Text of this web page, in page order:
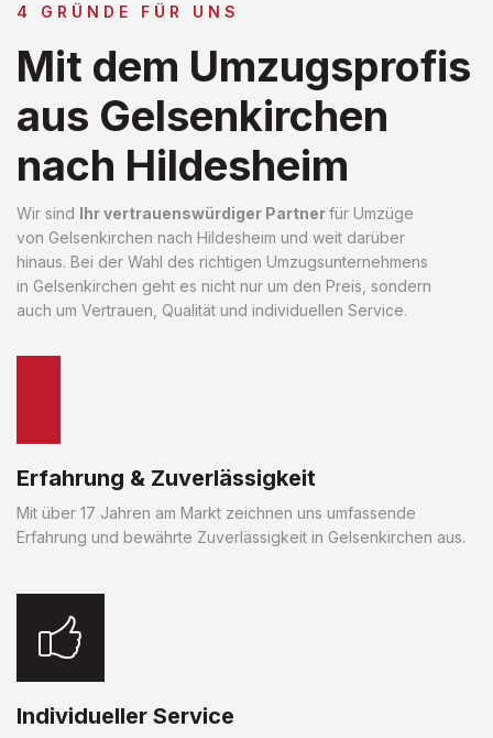
4 GRÜNDE FÜR UNS
Mit dem Umzugsprofis
aus Gelsenkirchen
nach Hildesheim
Wir sind Ihr vertrauenswürdiger Partnerfür Umzüge
von Gelsenkirchen nach Hildesheim und weit darüber
hinaus. Bei der Wahl des richtigen Umzugsunternehmens
in Gelsenkirchen geht es nicht nur um den Preis, sondern
auch um Vertrauen, Qualität und individuellen Service.
Erfahrung & Zuverlässigkeit
Mit über 17 Jahren am Markt zeichnen uns umfassende
Erfahrung und bewährte Zuverlässigkeit in Gelsenkirchen aus.
Individueller Service